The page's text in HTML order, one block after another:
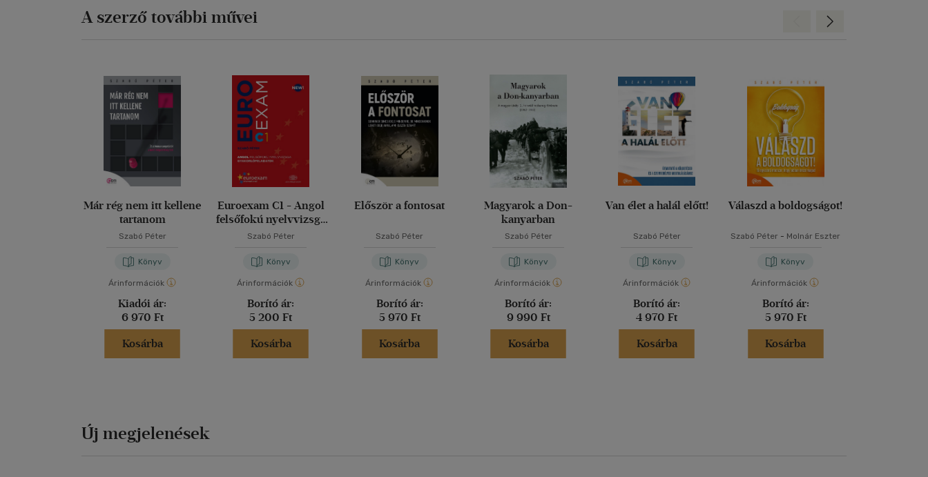
A szerző további művei
Már rég nem itt kellene
tartanom
Szabó Péter
Könyv
Árinformációk
Kiadói ár:
6 970 Ft
Kosárba
Euroexam C1 - Angol
felsőfokú nyelvvizsga
gyakorlófeladatok
Szabó Péter
Könyv
Árinformációk
Borító ár:
5 200 Ft
Kosárba
Először a fontosat
Szabó Péter
Könyv
Árinformációk
Borító ár:
5 970 Ft
Kosárba
Magyarok a Don-
kanyarban
Szabó Péter
Könyv
Árinformációk
Borító ár:
9 990 Ft
Kosárba
Van élet a halál előtt!
Szabó Péter
Könyv
Árinformációk
Borító ár:
4 970 Ft
Kosárba
Válaszd a boldogságot!
Szabó Péter - Molnár Eszter
Könyv
Árinformációk
Borító ár:
5 970 Ft
Kosárba
Előre
Új megjelenések